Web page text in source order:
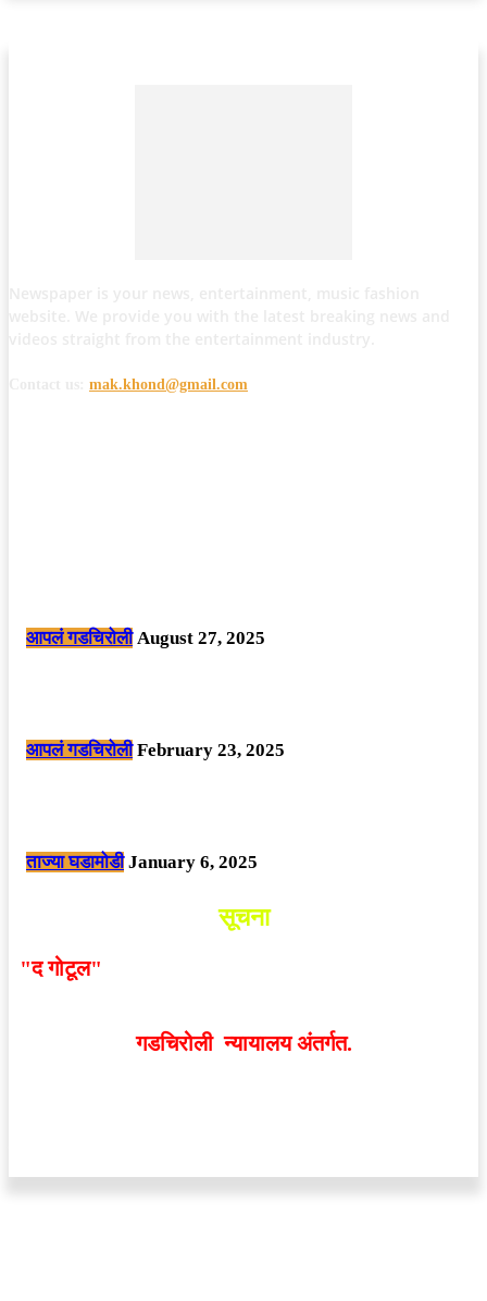
mak.khond@gmail.com
आपलं गडचिरोली August 27, 2025
आपलं गडचिरोली February 23, 2025
ताज्या घडामोडी January 6, 2025
सूचना
"द गोटूल"
गडचिरोली न्यायालय अंतर्गत.